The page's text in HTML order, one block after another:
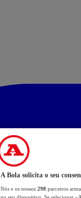
A Bola solicita o seu
Nós e os nossos 298 parceiros